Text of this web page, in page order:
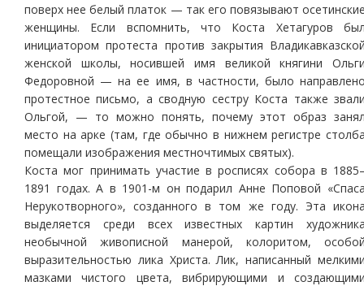
поверх нее белый платок — так его повязывают
женщины. Если вспомнить, что Коста Хетагуров
инициатором протеста против закрытия
женской школы, носившей имя великой княгини
Федоровной — на ее имя, в частности, было
протестное письмо, а сводную сестру Коста также
Ольгой, — то можно понять, почему этот образ
место на арке (там, где обычно в нижнем регистре
помещали изображения местночтимых святых).
Коста мог принимать участие в росписях собора в
1891 годах. А в 1901-м он подарил Анне Поповой
Нерукотворного», созданного в том же году. Эта
выделяется среди всех известных картин
необычной живописной манерой, колоритом,
выразительностью лика Христа. Лик, написанный
мазками чистого цвета, вибрирующими и